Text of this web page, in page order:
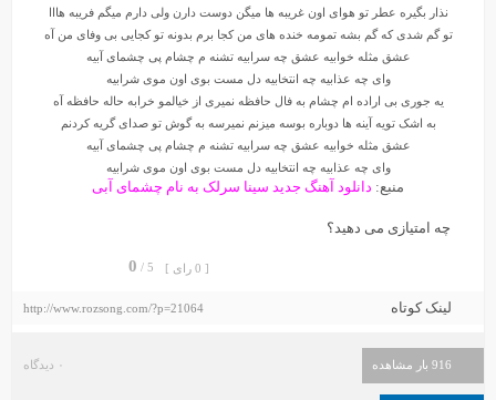
نذار بگیره عطر تو هوای اون غریبه ها میگن دوست دارن ولی دارم میگم فریبه هااا
تو گم شدی که گم بشه تمومه خنده های من کجا برم بدونه تو کجایی بی وفای من آه
عشق مثله خوابیه عشق چه سرابیه تشنه م چشام پی چشمای آبیه
وای چه عذابیه چه انتخابیه دل مست بوی اون موی شرابیه
یه جوری بی اراده ام چشام به فال حافظه نمیری از خیالمو خرابه حاله حافظه آه
به اشک تویه آینه ها دوباره بوسه میزنم نمیرسه به گوش تو صدای گریه کردنم
عشق مثله خوابیه عشق چه سرابیه تشنه م چشام پی چشمای آبیه
وای چه عذابیه چه انتخابیه دل مست بوی اون موی شرابیه
منبع: دانلود آهنگ جدید سینا سرلک به نام چشمای آبی
چه امتیازی می دهید؟
5 /
0 [ 0 رای ]
لینک کوتاه http://www.rozsong.com/?p=21064
916 بار مشاهده ۰ دیدگاه